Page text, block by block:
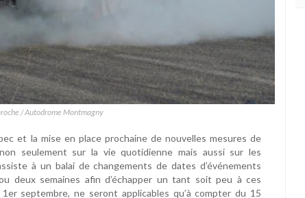
/ Autodrome Montmagny
et la mise en place prochaine de nouvelles mesures de
seulement sur la vie quotidienne mais aussi sur les
à un balai de changements de dates d’événements
deux semaines afin d’échapper un tant soit peu à ces
septembre, ne seront applicables qu’à compter du 15